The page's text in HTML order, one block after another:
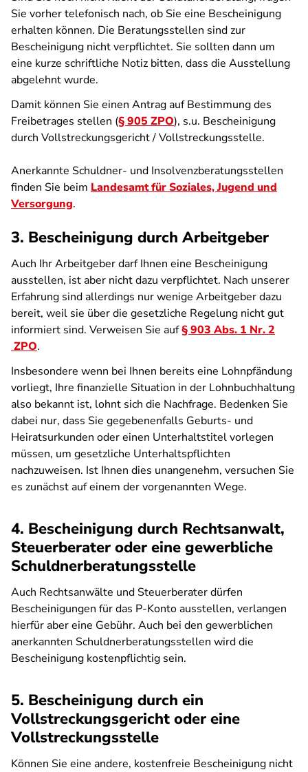
Sie vorher telefonisch nach, ob Sie eine Bescheinigung
erhalten können. Die Beratungsstellen sind zur
Bescheinigung nicht verpflichtet. Sie sollten dann um
eine kurze schriftliche Notiz bitten, dass die Ausstellung
abgelehnt wurde.
Damit können Sie einen Antrag auf Bestimmung des
Freibetrages stellen (§ 905 ZPO), s.u. Bescheinigung
durch Vollstreckungsgericht / Vollstreckungsstelle.
Anerkannte Schuldner- und Insolvenzberatungsstellen
finden Sie beim Landesamt für Soziales, Jugend und
Versorgung.
3. Bescheinigung durch Arbeitgeber
Auch Ihr Arbeitgeber darf Ihnen eine Bescheinigung
ausstellen, ist aber nicht dazu verpflichtet. Nach unserer
Erfahrung sind allerdings nur wenige Arbeitgeber dazu
bereit, weil sie über die gesetzliche Regelung nicht gut
informiert sind. Verweisen Sie auf§ 903 Abs. 1 Nr. 2
ZPO.
Insbesondere wenn bei Ihnen bereits eine Lohnpfändung
vorliegt, Ihre finanzielle Situation in der Lohnbuchhaltung
also bekannt ist, lohnt sich die Nachfrage. Bedenken Sie
dabei nur, dass Sie gegebenenfalls Geburts- und
Heiratsurkunden oder einen Unterhaltstitel vorlegen
müssen, um gesetzliche Unterhaltspflichten
nachzuweisen. Ist Ihnen dies unangenehm, versuchen Sie
es zunächst auf einem der vorgenannten Wege.
4. Bescheinigung durch Rechtsanwalt,
Steuerberater oder eine gewerbliche
Schuldnerberatungsstelle
Auch Rechtsanwälte und Steuerberater dürfen
Bescheinigungen für das P-Konto ausstellen, verlangen
hierfür aber eine Gebühr. Auch bei den gewerblichen
anerkannten Schuldnerberatungsstellen wird die
Bescheinigung kostenpflichtig sein.
5. Bescheinigung durch ein
Vollstreckungsgericht oder eine
Vollstreckungsstelle
Können Sie eine andere, kostenfreie Bescheinigung nicht